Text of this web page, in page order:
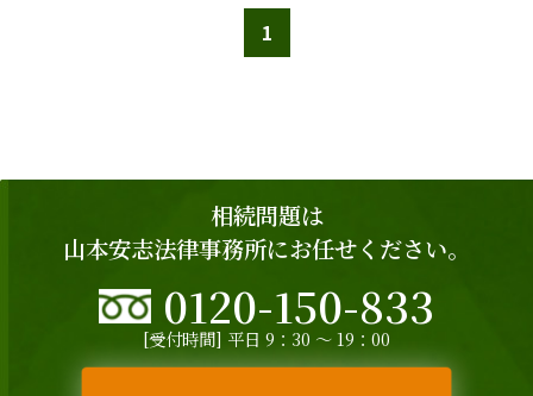
1
相続問題は
山本安志法律事務所にお任せください。
0120-150-833
[受付時間] 平日 9：30 ～ 19：00